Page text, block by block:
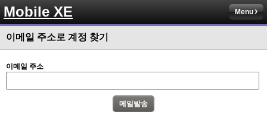
Mobile XE Menu
이메일 주소로 계정 찾기
이메일 주소